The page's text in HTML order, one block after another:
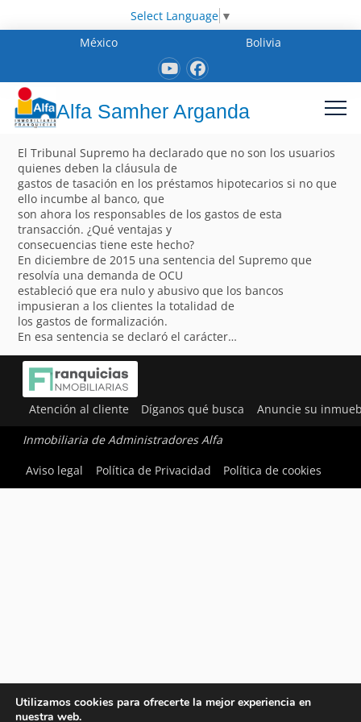
Select Language ▼
México
Bolivia
Alfa Samher Arganda
El Tribunal Supremo ha declarado que no son los usuarios
quienes deben la cláusula de
gastos de tasación en los préstamos hipotecarios si no que
ello incumbe al banco, que
son ahora los responsables de los gastos de esta
transacción. ¿Qué ventajas y
consecuencias tiene este hecho?
En diciembre de 2015 una sentencia del Supremo que
resolvía una demanda de OCU
estableció que era nulo y abusivo que los bancos
impusieran a los clientes la totalidad de
los gastos de formalización.
En esa sentencia se declaró el carácter…
Atención al cliente Díganos qué busca Anuncie su
Inmobiliaria de Administradores Alfa
Aviso legal
Política de Privacidad Política de cookies
Utilizamos cookies para ofrecerte la mejor experiencia en
nuestra web.